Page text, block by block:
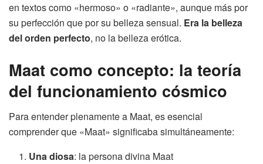
en textos como «hermoso» o «radiante», aunque más por
su perfección que por su belleza sensual. Era la belleza
del orden perfecto, no la belleza erótica.
Maat como concepto: la teoría
del funcionamiento cósmico
Para entender plenamente a Maat, es esencial
comprender que «Maat» significaba simultáneamente:
Una diosa: la persona divina Maat